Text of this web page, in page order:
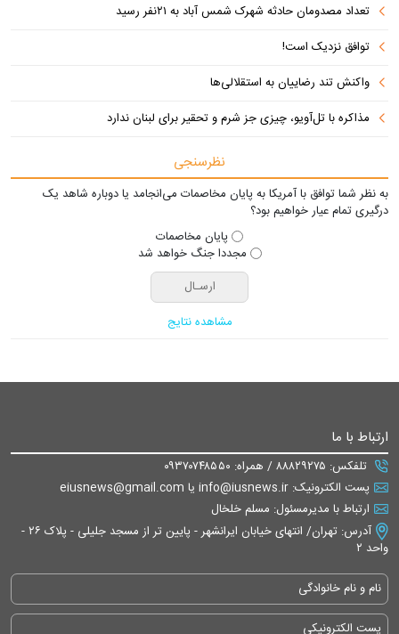
تعداد مصدومان حادثه شهرک شمس آباد به ۲۱نفر رسید
توافق نزدیک است!
واکنش تند رضاییان به استقلالی‌ها
مذاکره با تل‌آویو، چیزی جز شرم و تحقیر برای لبنان ندارد
نظرسنجی
به نظر شما توافق با آمریکا به پایان مخاصمات می‌انجامد یا دوباره شاهد یک
درگیری تمام عیار خواهیم بود؟
پایان مخاصمات
مجددا جنگ خواهد شد
مشاهده نتایج
ارتباط با ما
تلفکس: ۸۸۸۲۹۲۷۵ / همراه: ۰۹۳۷۰۷۴۸۵۵۰
پست الکترونیک: info@iusnews.ir یا eiusnews@gmail.com
ارتباط با مدیرمسئول: مسلم خلخال
آدرس: تهران/ انتهای خیابان ایرانشهر - پایین تر از مسجد جلیلی - پلاک ۲۶ -
واحد ۲